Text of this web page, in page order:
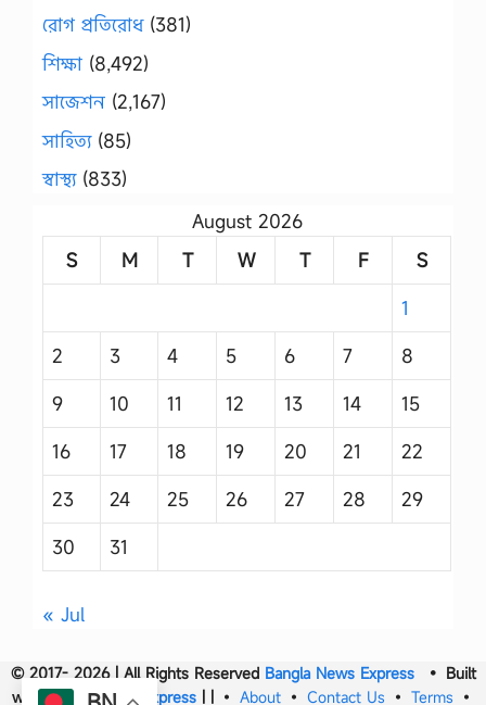
রোগ প্রতিরোধ(381)
শিক্ষা (8,492)
সাজেশন (2,167)
সাহিত্য(85)
স্বাস্থ্য(833)
August 2026
S
M T W T F
S
1
2
3 4 5 6 7
8
9
10 11 12 13 14
15
16
17 18 19 20 21
22
23
24 25 26 27 28
29
30
31
« Jul
© 2017- 2026 | All Rights Reserved Bangla News Express• Built
withBangla News Express | | • About • Contact Us • Terms •